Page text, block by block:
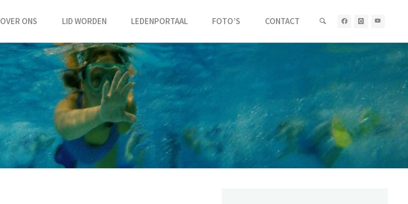
OVER ONS LID WORDEN LEDENPORTAAL FOTO’S CONTACT